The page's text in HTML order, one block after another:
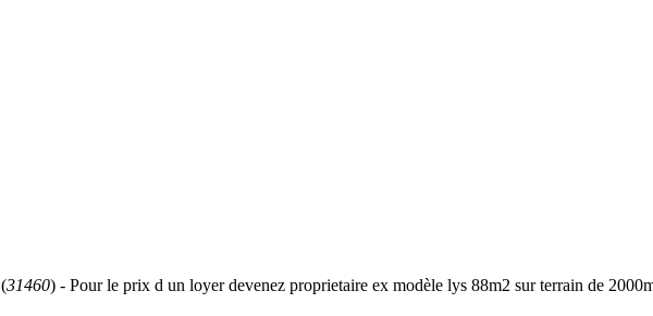
(31460) - Pour le prix d un loyer devenez proprietaire ex modèle lys 88m2 sur terrain de